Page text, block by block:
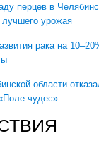
перцев в
урожая
рака на
области
чудес»